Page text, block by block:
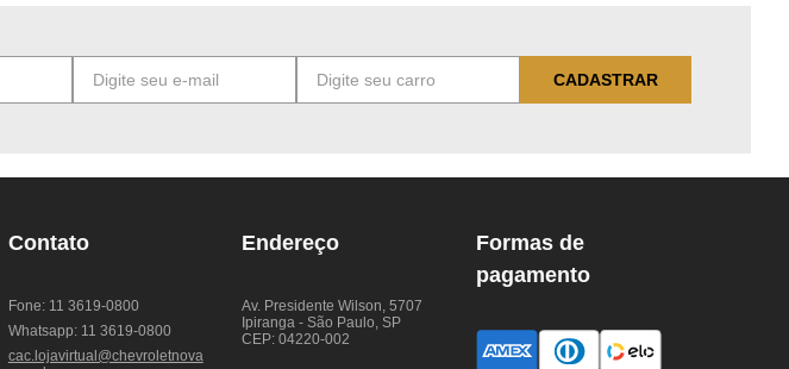
CADASTRAR
Contato
Fone: 11 3619-0800
Whatsapp: 11 3619-0800
cac.lojavirtual@chevroletnova
Endereço
Av. Presidente Wilson, 5707
Ipiranga - São Paulo, SP
CEP: 04220-002
Formas de
pagamento